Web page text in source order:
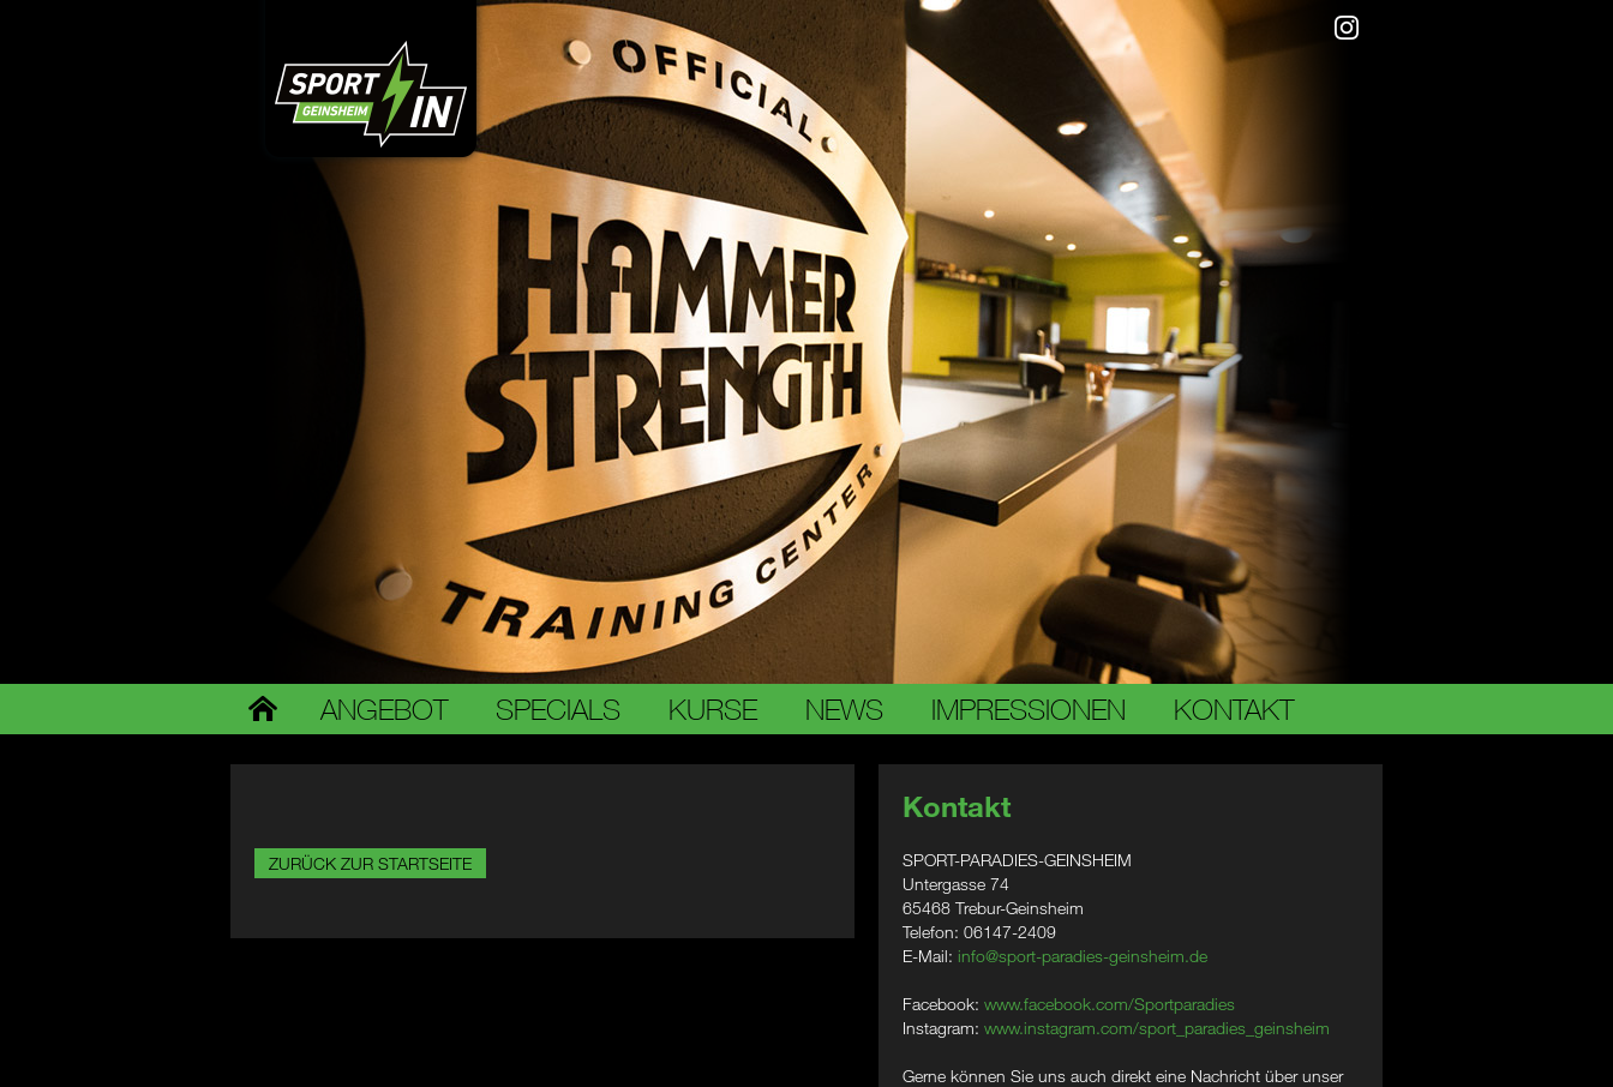
ANGEBOT SPECIALS KURSE NEWS IMPRESSIONEN KONTAKT
ZURÜCK ZUR STARTSEITE
Kontakt
SPORT-PARADIES-GEINSHEIM
Untergasse 74
65468 Trebur-Geinsheim
Telefon: 06147-2409
E-Mail: info@sport-paradies-geinsheim.de
Facebook: www.facebook.com/Sportparadies
Instagram: www.instagram.com/sport_paradies_geinsheim
Gerne können Sie uns auch direkt eine Nachricht über unser